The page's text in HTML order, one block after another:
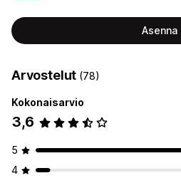
Asenna
Arvostelut (78)
Kokonaisarvio
3,6
5
4